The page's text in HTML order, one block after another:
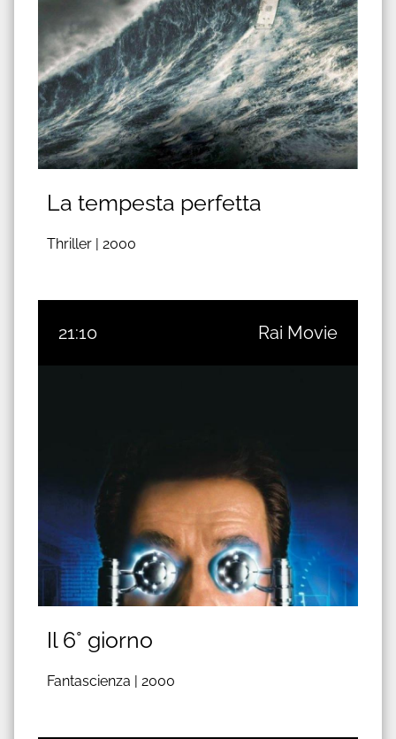
La tempesta perfetta
Thriller | 2000
21:10 Rai Movie
Il 6° giorno
Fantascienza | 2000